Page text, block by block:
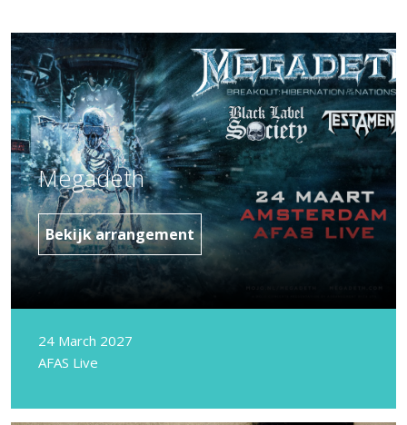
Megadeth
Bekijk arrangement
24 March 2027
AFAS Live